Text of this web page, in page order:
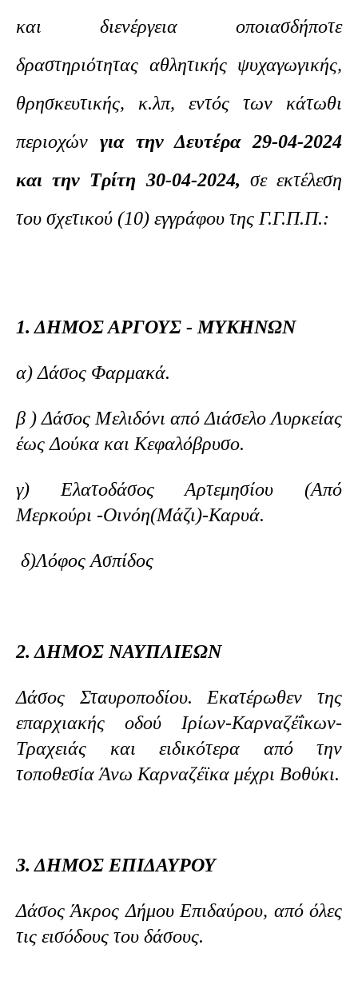
και διενέργεια οποιασδήποτε
δραστηριότητας αθλητικής ψυχαγωγικής,
θρησκευτικής, κ.λπ, εντός των κάτωθι
περιοχών για την Δευτέρα 29-04-2024
και την Τρίτη 30-04-2024, σε εκτέλεση
του σχετικού (10) εγγράφου της Γ.Γ.Π.Π.:
1. ΔΗΜΟΣ ΑΡΓΟΥΣ - ΜΥΚΗΝΩΝ
α) Δάσος Φαρμακά.
β ) Δάσος Μελιδόνι από Διάσελο Λυρκείας
έως Δούκα και Κεφαλόβρυσο.
γ) Ελατοδάσος Αρτεμησίου (Από
Μερκούρι -Οινόη(Μάζι)-Καρυά.
δ)Λόφος Ασπίδος
2. ΔΗΜΟΣ ΝΑΥΠΛΙΕΩΝ
Δάσος Σταυροποδίου. Εκατέρωθεν της
επαρχιακής οδού Ιρίων-Καρναζέΐκων-
Τραχειάς και ειδικότερα από την
τοποθεσία Άνω Καρναζέϊκα μέχρι Βοθύκι.
3. ΔΗΜΟΣ ΕΠΙΔΑΥΡΟΥ
Δάσος Άκρος Δήμου Επιδαύρου, από όλες
τις εισόδους του δάσους.